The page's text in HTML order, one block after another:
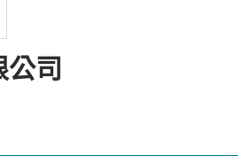
公司